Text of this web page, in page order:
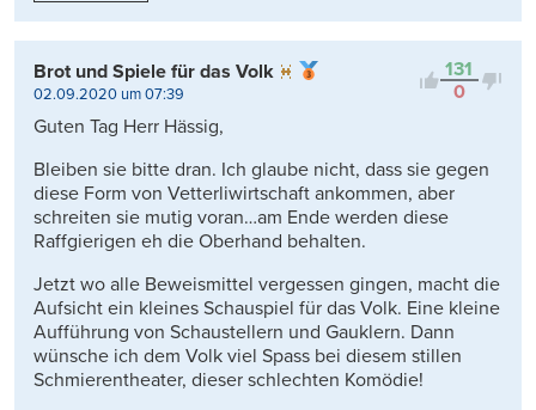
131
0
Brot und Spiele für das Volk
02.09.2020 um 07:39
Guten Tag Herr Hässig,
Bleiben sie bitte dran. Ich glaube nicht, dass sie gegen
diese Form von Vetterliwirtschaft ankommen, aber
schreiten sie mutig voran…am Ende werden diese
Raffgierigen eh die Oberhand behalten.
Jetzt wo alle Beweismittel vergessen gingen, macht die
Aufsicht ein kleines Schauspiel für das Volk. Eine kleine
Aufführung von Schaustellern und Gauklern. Dann
wünsche ich dem Volk viel Spass bei diesem stillen
Schmierentheater, dieser schlechten Komödie!